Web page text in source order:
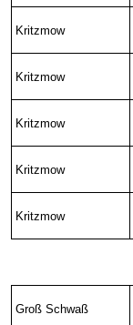
Kritzmow
Kritzmow
Kritzmow
Kritzmow
Kritzmow
Groß Schwaß